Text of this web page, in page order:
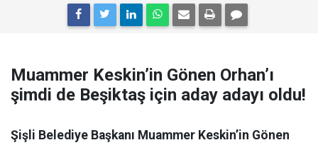
Muammer Keskin’in Gönen Orhan’ı
şimdi de Beşiktaş için aday adayı oldu!
Şişli Belediye Başkanı Muammer Keskin’in Gönen